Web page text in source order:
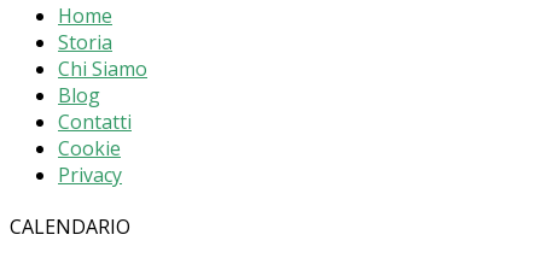
Home
Storia
Chi Siamo
Blog
Contatti
Cookie
Privacy
CALENDARIO